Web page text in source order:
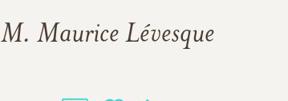
M. Maurice Lévesque